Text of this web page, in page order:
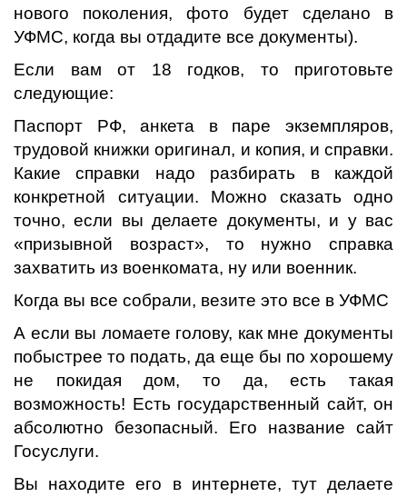
нового поколения, фото будет сделано в
УФМС, когда вы отдадите все документы).
Если вам от 18 годков, то приготовьте
следующие:
Паспорт РФ, анкета в паре экземпляров,
трудовой книжки оригинал, и копия, и справки.
Какие справки надо разбирать в каждой
конкретной ситуации. Можно сказать одно
точно, если вы делаете документы, и у вас
«призывной возраст», то нужно справка
захватить из военкомата, ну или военник.
Когда вы все собрали, везите это все в УФМС
А если вы ломаете голову, как мне документы
побыстрее то подать, да еще бы по хорошему
не покидая дом, то да, есть такая
возможность! Есть государственный сайт, он
абсолютно безопасный. Его название сайт
Госуслуги.
Вы находите его в интернете, тут делаете